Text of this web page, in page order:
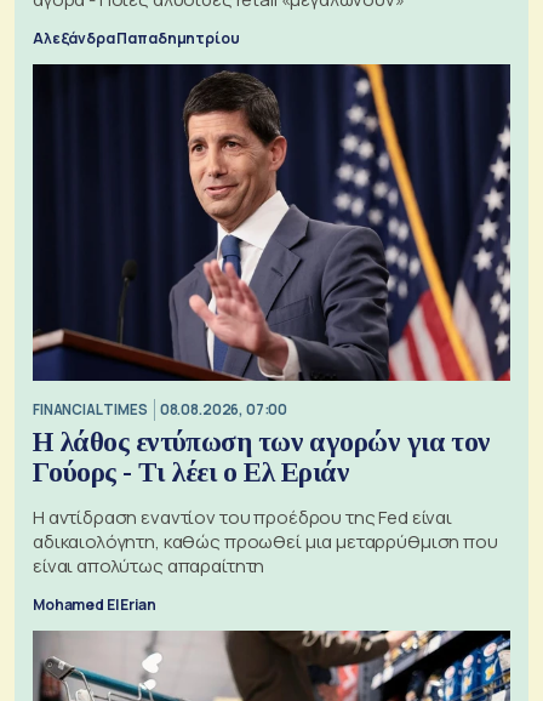
Αλεξάνδρα Παπαδημητρίου
FINANCIAL TIMES 08.08.2026, 07:00
Η λάθος εντύπωση των αγορών για τον
Γούορς - Τι λέει ο Ελ Εριάν
Η αντίδραση εναντίον του προέδρου της Fed είναι
αδικαιολόγητη, καθώς προωθεί μια μεταρρύθμιση που
είναι απολύτως απαραίτητη
Mohamed El Erian